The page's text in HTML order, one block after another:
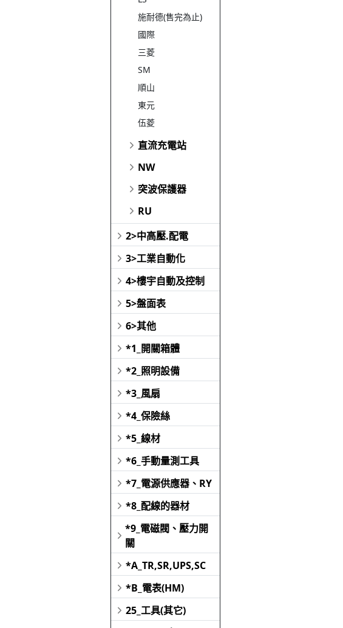
施耐德(售完為止)
國際
三菱
SM
順山
東元
伍菱
直流充電站
NW
突波保護器
RU
2>中高壓.配電
3>工業自動化
4>樓宇自動及控制
5>盤面表
6>其他
*1_開關箱體
*2_照明設備
*3_風扇
*4_保險絲
*5_線材
*6_手動量測工具
*7_電源供應器、RY
*8_配線的器材
*9_電磁閥、壓力開
關
*A_TR,SR,UPS,SC
*B_電表(HM)
25_工具(其它)